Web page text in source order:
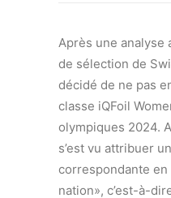
Après une analyse
de sélection de
décidé de ne pas
classe iQFoil
olympiques 2024.
s’est vu attribuer
correspondante
nation», c’est-à-